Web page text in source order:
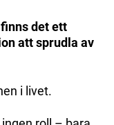
det ett
att sprudla av
i livet.